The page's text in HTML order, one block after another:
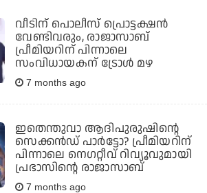
വീടിന് പൊലീസ് പ്രൊട്ടക്ഷന്‍
വേണ്ടിവരും, രാജാസാബ്
പ്രീമിയറിന് പിന്നാലെ
സംവിധായകന് ട്രോള്‍ മഴ
7 months ago
ഇതെന്തുവാ ആദിപുരുഷിന്റെ
സെക്കന്‍ഡ് പാര്‍ട്ടോ? പ്രീമിയറിന്
പിന്നാലെ നെഗറ്റീവ് റിവ്യൂവുമായി
പ്രഭാസിന്റെ രാജാസാബ്
7 months ago